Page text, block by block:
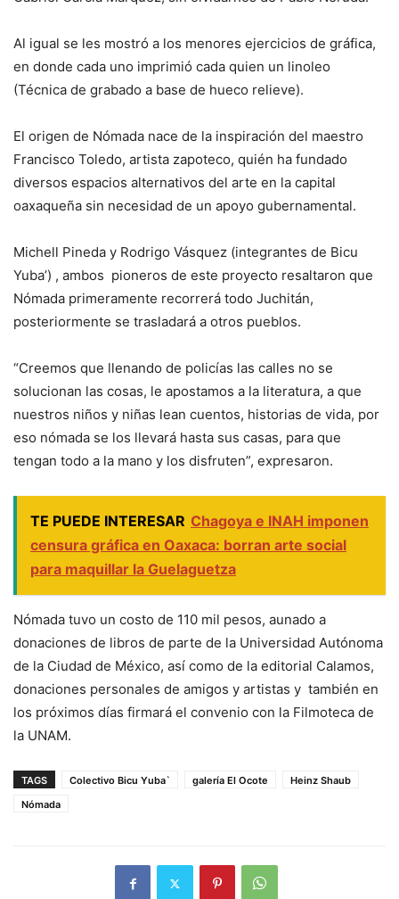
Al igual se les mostró a los menores ejercicios de gráfica,
en donde cada uno imprimió cada quien un linoleo
(Técnica de grabado a base de hueco relieve).
El origen de Nómada nace de la inspiración del maestro
Francisco Toledo, artista zapoteco, quién ha fundado
diversos espacios alternativos del arte en la capital
oaxaqueña sin necesidad de un apoyo gubernamental.
Michell Pineda y Rodrigo Vásquez (integrantes de Bicu
Yuba’) , ambos pioneros de este proyecto resaltaron que
Nómada primeramente recorrerá todo Juchitán,
posteriormente se trasladará a otros pueblos.
“Creemos que llenando de policías las calles no se
solucionan las cosas, le apostamos a la literatura, a que
nuestros niños y niñas lean cuentos, historias de vida, por
eso nómada se los llevará hasta sus casas, para que
tengan todo a la mano y los disfruten”, expresaron.
TE PUEDE INTERESAR Chagoya e INAH imponen
censura gráfica en Oaxaca: borran arte social
para maquillar la Guelaguetza
Nómada tuvo un costo de 110 mil pesos, aunado a
donaciones de libros de parte de la Universidad Autónoma
de la Ciudad de México, así como de la editorial Calamos,
donaciones personales de amigos y artistas y también en
los próximos días firmará el convenio con la Filmoteca de
la UNAM.
TAGS Colectivo Bicu Yuba` galería El Ocote
Heinz Shaub
Nómada